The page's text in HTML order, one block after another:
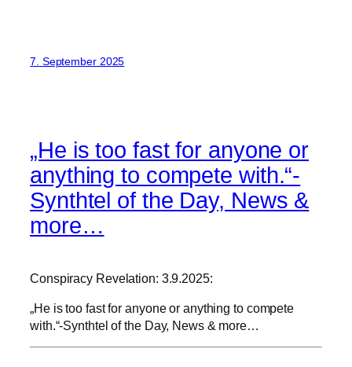
7. September 2025
„He is too fast for anyone or
anything to compete with.“-
Synthtel of the Day, News &
more…
Conspiracy Revelation: 3.9.2025:
„He is too fast for anyone or anything to compete
with.“-Synthtel of the Day, News & more…